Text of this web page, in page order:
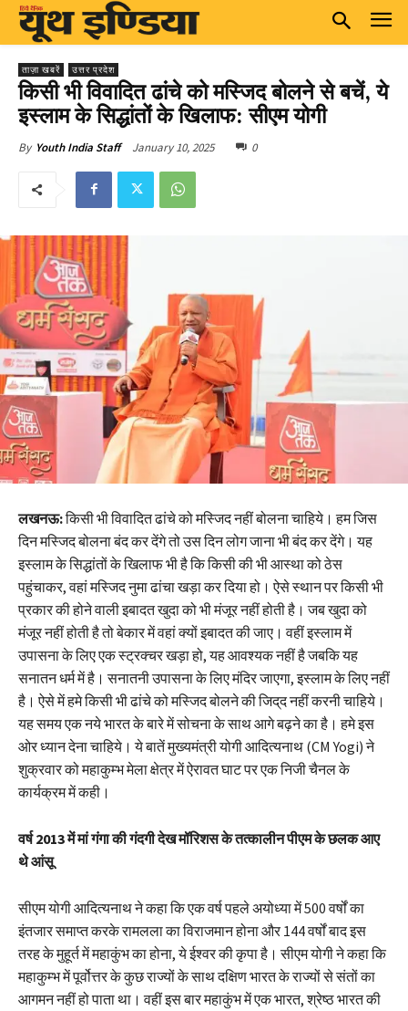
ताज़ा खबरें उत्तर प्रदेश
किसी भी विवादित ढांचे को मस्जिद बोलने से बचें, ये
इस्लाम के सिद्धांतों के खिलाफ: सीएम योगी
By Youth India Staff January 10, 2025 0
लखनऊ:किसी भी विवादित ढांचे को मस्जिद नहीं बोलना चाहिये। हम जिस
दिन मस्जिद बोलना बंद कर देंगे तो उस दिन लोग जाना भी बंद कर देंगे। यह
इस्लाम के सिद्धांतों के खिलाफ भी है कि किसी की भी आस्था को ठेस
पहुंचाकर, वहां मस्जिद नुमा ढांचा खड़ा कर दिया हो। ऐसे स्थान पर किसी भी
प्रकार की होने वाली इबादत खुदा को भी मंजूर नहीं होती है। जब खुदा को
मंजूर नहीं होती है तो बेकार में वहां क्यों इबादत की जाए। वहीं इस्लाम में
उपासना के लिए एक स्ट्रक्चर खड़ा हो, यह आवश्यक नहीं है जबकि यह
सनातन धर्म में है। सनातनी उपासना के लिए मंदिर जाएगा, इस्लाम के लिए नहीं
है। ऐसे में हमे किसी भी ढांचे को मस्जिद बोलने की जिद्​द नहीं करनी चाहिये।
यह समय एक नये भारत के बारे में सोचना के साथ आगे बढ़ने का है। हमे इस
ओर ध्यान देना चाहिये। ये बातें मुख्यमंत्री योगी आदित्यनाथ (CM Yogi) ने
शुक्रवार को महाकुम्भ मेला क्षेत्र में ऐरावत घाट पर एक निजी चैनल के
कार्यक्रम में कही।
वर्ष 2013 में मां गंगा की गंदगी देख मॉरिशस के तत्कालीन पीएम के छलक आए
थे आंसू
सीएम योगी आदित्यनाथ ने कहा कि एक वर्ष पहले अयोध्या में 500 वर्षों का
इंतजार समाप्त करके रामलला का विराजमान होना और 144 वर्षों बाद इस
तरह के मुहूर्त में महाकुंभ का होना, ये ईश्वर की कृपा है। सीएम योगी ने कहा कि
महाकुम्भ में पूर्वोत्तर के कुछ राज्यों के साथ दक्षिण भारत के राज्यों से संतों का
आगमन नहीं हो पाता था। वहीं इस बार महाकुंभ में एक भारत, श्रेष्ठ भारत की